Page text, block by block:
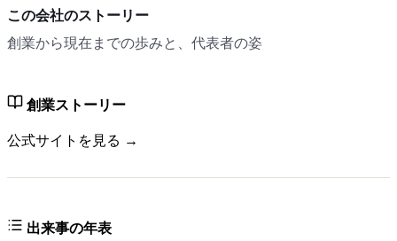
この会社のストーリー
創業から現在までの歩みと、代表者の姿
創業ストーリー
公式サイトを見る →
出来事の年表